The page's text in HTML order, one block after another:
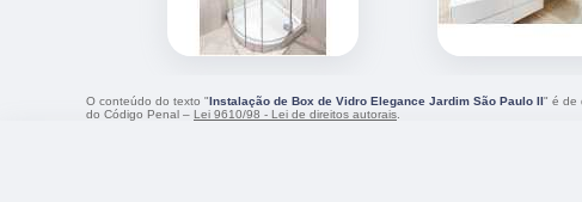
O conteúdo do texto "Instalação de Box de Vidro Elegance Jardim São Paulo II" é de
do Código Penal – Lei 9610/98 - Lei de direitos autorais